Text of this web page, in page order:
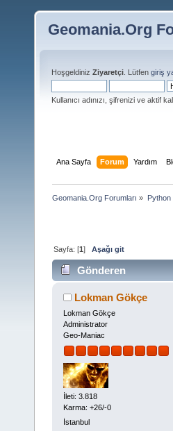
Geomania.Org
Hoşgeldiniz Ziyaretçi . Lütfen giriş
Kullanıcı adınızı, şifrenizi ve aktif
Ana Sayfa Forum Yardım
Geomania.Org Forumları » Python
Sayfa: [1]Aşağı git
Gönderen
sayısı 8978 defa)
Lokman Gökçe
Lokman Gökçe
Administrator
Geo-Maniac
İleti: 3.818
Karma: +26/-0
İstanbul